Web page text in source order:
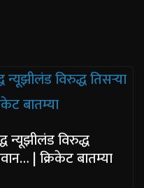
न्यूझीलंड विरुद्ध
| क्रिकेट बातम्या